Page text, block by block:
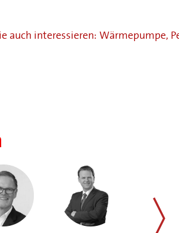
auch interessieren: Wärmepumpe,